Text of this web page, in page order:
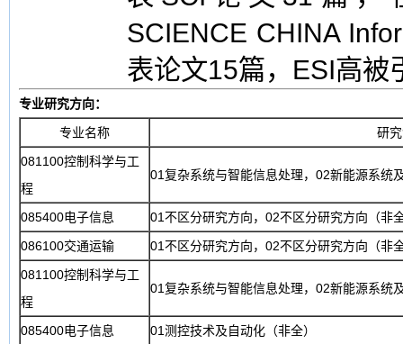
SCIENCE CHINA
表论文15篇，ESI高被
专业研究方向：
专业名称
研
081100控制科学与工
程
01复杂系统与智能信息处理，02新能源系统
085400电子信息
01不区分研究方向，02不区分研究方向（非
086100交通运输
01不区分研究方向，02不区分研究方向（非
081100控制科学与工
程
01复杂系统与智能信息处理，02新能源系统
085400电子信息
01测控技术及自动化（非全）